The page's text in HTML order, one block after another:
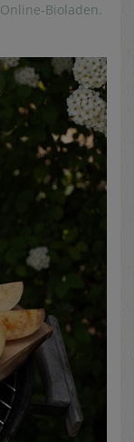
Online-Bioladen.